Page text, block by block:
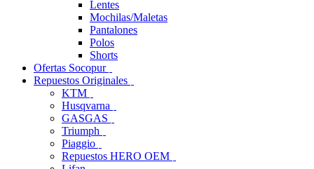
Lentes
Mochilas/Maletas
Pantalones
Polos
Shorts
Ofertas Socopur
Repuestos Originales
KTM
Husqvarna
GASGAS
Triumph
Piaggio
Repuestos HERO OEM